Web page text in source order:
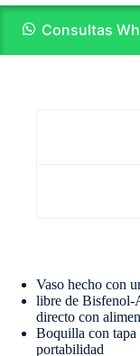
Consultas
Vaso hecho con
libre de Bisfenol-
directo con
Boquilla con tapa
portabilidad